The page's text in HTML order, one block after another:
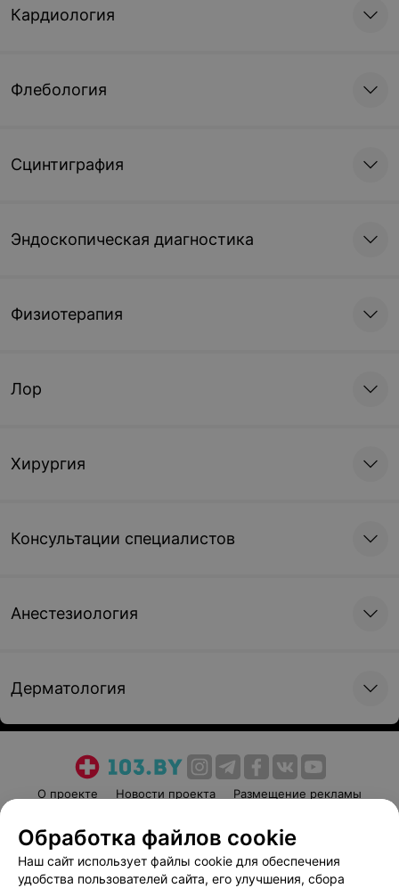
Кардиология
Флебология
Сцинтиграфия
Эндоскопическая диагностика
Физиотерапия
Лор
Хирургия
Консультации специалистов
Анестезиология
Дерматология
О проекте Новости проекта
Размещение рекламы
Пользовательское соглашение
Способы оплаты
Вакансии
Партнеры
Обработка файлов cookie
Наш сайт использует файлы cookie для обеспечения
удобства пользователей сайта, его улучшения, сбора